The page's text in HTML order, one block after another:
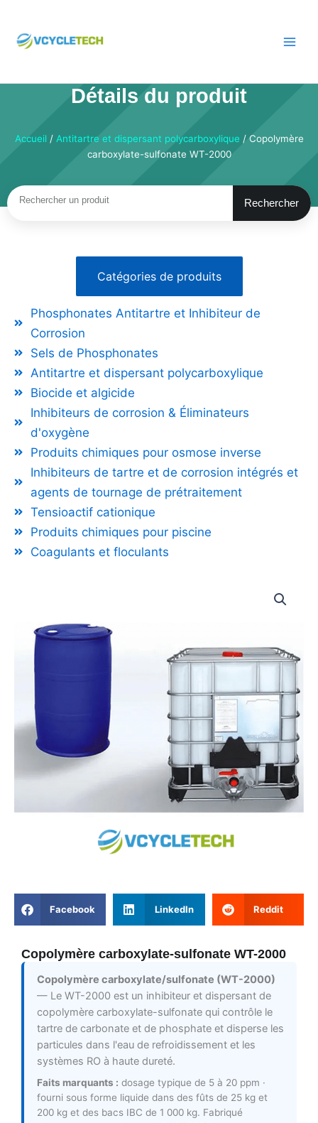
contenu
Détails du produit
Accueil / Antitartre et dispersant polycarboxylique / Copolymère
carboxylate-sulfonate WT-2000
Rechercher
Catégories de produits
Phosphonates Antitartre et Inhibiteur de
Corrosion
Sels de Phosphonates
Antitartre et dispersant polycarboxylique
Biocide et algicide
Inhibiteurs de corrosion & Éliminateurs
d'oxygène
Produits chimiques pour osmose inverse
Inhibiteurs de tartre et de corrosion intégrés et
agents de tournage de prétraitement
Tensioactif cationique
Produits chimiques pour piscine
Coagulants et floculants
Facebook LinkedIn Reddit
Copolymère carboxylate-sulfonate WT-2000
Copolymère carboxylate/sulfonate (WT-2000)
— Le WT-2000 est un inhibiteur et dispersant de
copolymère carboxylate-sulfonate qui contrôle le
tartre de carbonate et de phosphate et disperse les
particules dans l'eau de refroidissement et les
systèmes RO à haute dureté.
Faits marquants : dosage typique de 5 à 20 ppm ·
fourni sous forme liquide dans des fûts de 25 kg et
200 kg et des bacs IBC de 1 000 kg. Fabriqué